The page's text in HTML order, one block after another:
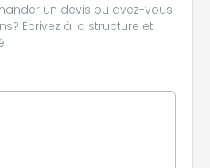
un devis ou avez-vous
Écrivez à la structure et